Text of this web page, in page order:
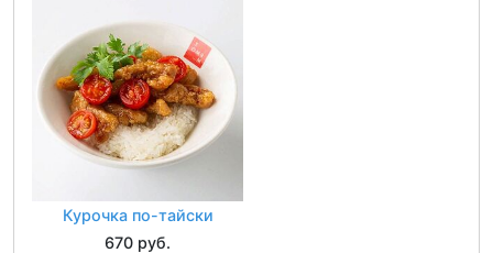
Курочка по-тайски
670 руб.